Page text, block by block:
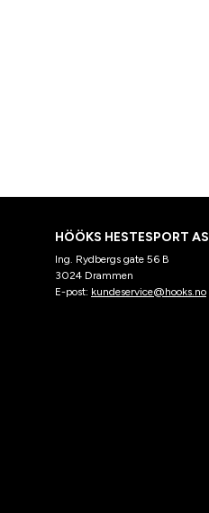
HÖÖKS HESTESPORT AS
Ing. Rydbergs gate 56 B
3024 Drammen
E-post: kundeservice@hooks.no